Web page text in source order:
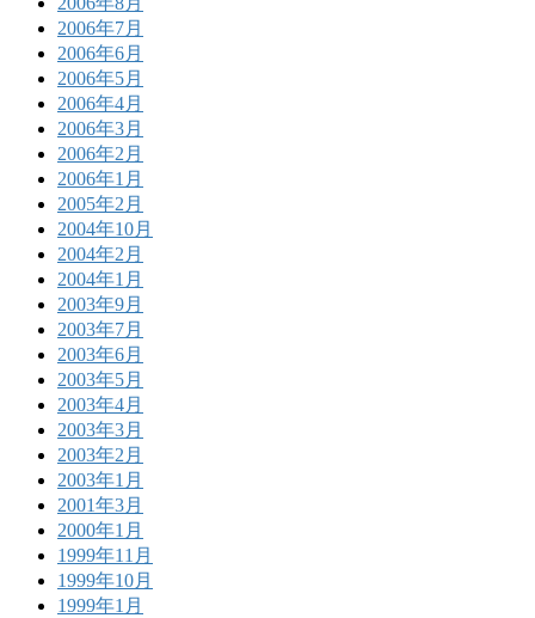
2006年7月
2006年6月
2006年5月
2006年4月
2006年3月
2006年2月
2006年1月
2005年2月
2004年10月
2004年2月
2004年1月
2003年9月
2003年7月
2003年6月
2003年5月
2003年4月
2003年3月
2003年2月
2003年1月
2001年3月
2000年1月
1999年11月
1999年10月
1999年1月